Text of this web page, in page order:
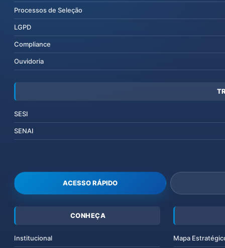
Processos de Seleção
LGPD
Compliance
Ouvidoria
SESI
SENAI
ACESSO RÁPIDO
CONHEÇA
Institucional Mapa